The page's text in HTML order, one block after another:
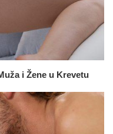
i Žene u Krevetu